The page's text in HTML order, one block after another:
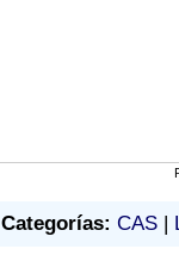
Categorías: CAS